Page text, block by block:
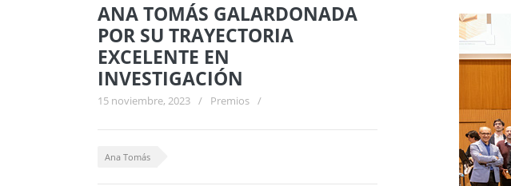
ANA TOMÁS GALARDONADA
POR SU TRAYECTORIA
EXCELENTE EN
INVESTIGACIÓN
15 noviembre, 2023 / Premios /
Ana Tomás